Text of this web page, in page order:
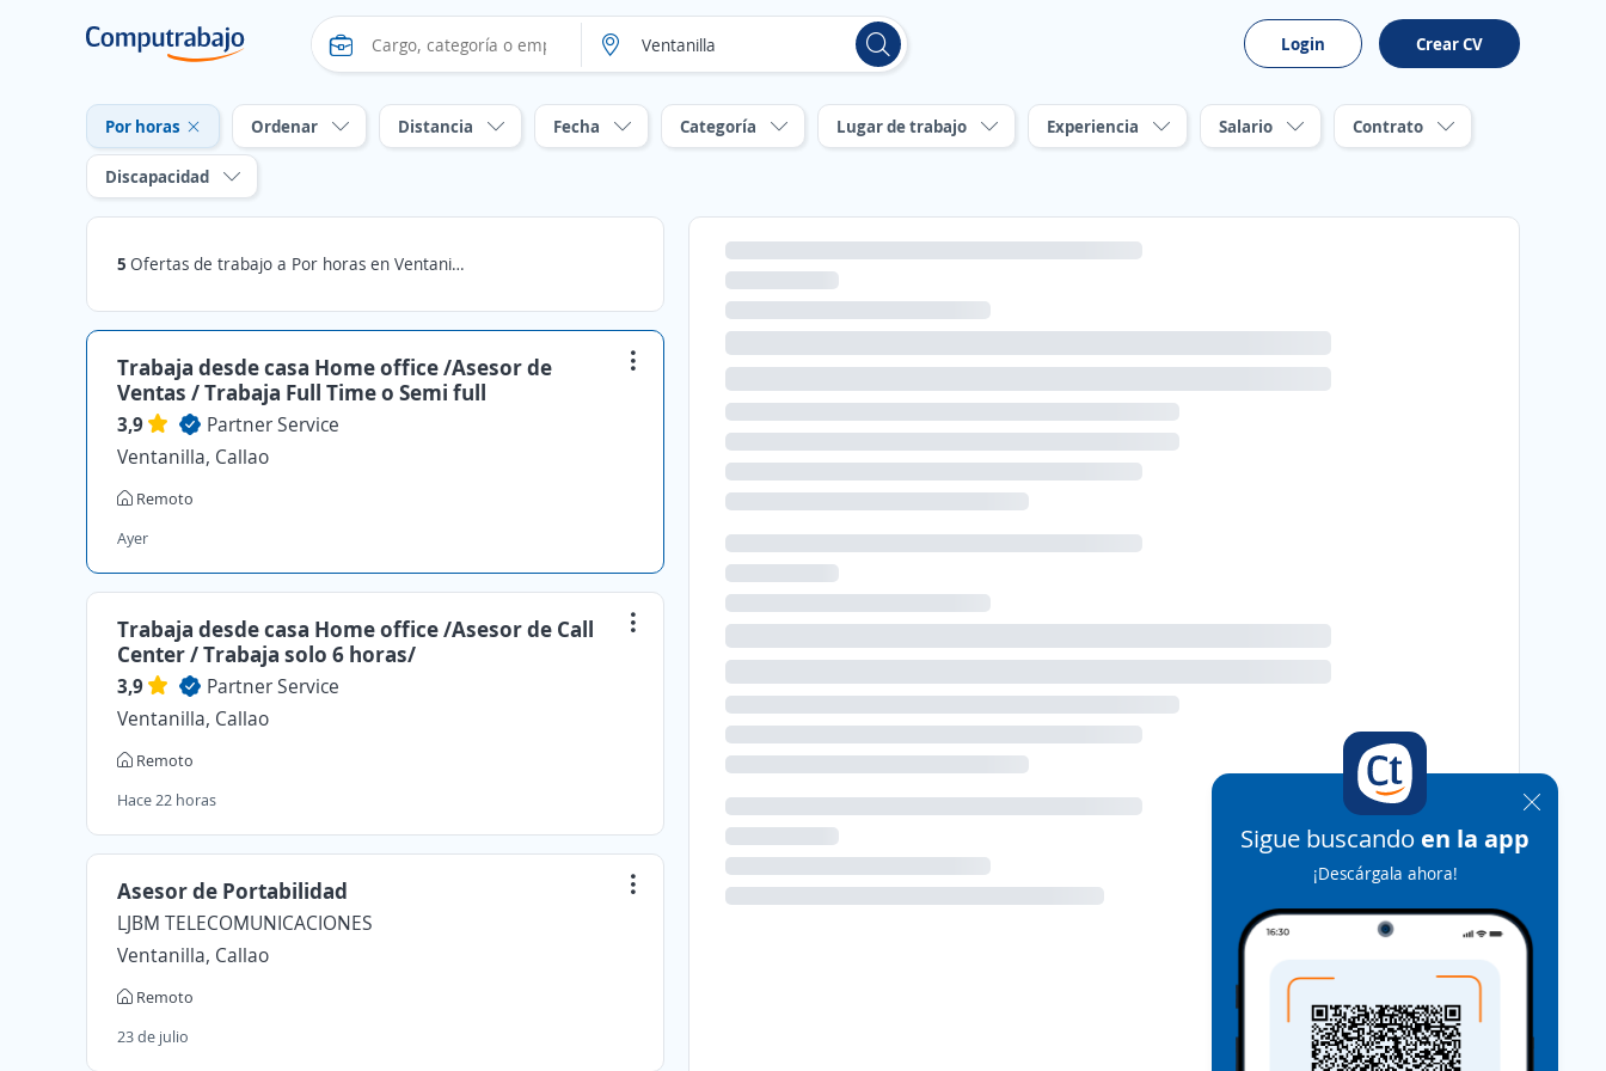
Login Crear CV
Por horas Ordenar Distancia Fecha Categoría Lugar de trabajo Experiencia Salario Contrato
Discapacidad
5 Ofertas de trabajo a Por horas en Ventanilla, Callao
Trabaja desde casa Home office /Asesor de
Ventas / Trabaja Full Time o Semi full
3,9
Partner Service
Ventanilla, Callao
Remoto
Ayer
Trabaja desde casa Home office /Asesor de Call
Center / Trabaja solo 6 horas/
3,9
Partner Service
Ventanilla, Callao
Remoto
Hace 22 horas
Asesor de Portabilidad
LJBM TELECOMUNICACIONES
Ventanilla, Callao
Remoto
23 de julio
Sigue buscando en la app
¡Descárgala ahora!